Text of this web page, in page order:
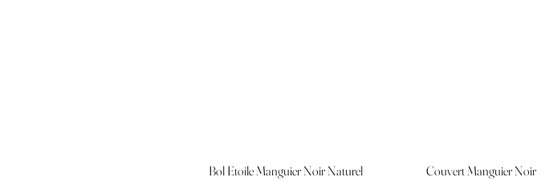
Bol Etoile Manguier Noir Naturel Couvert Manguier Noir